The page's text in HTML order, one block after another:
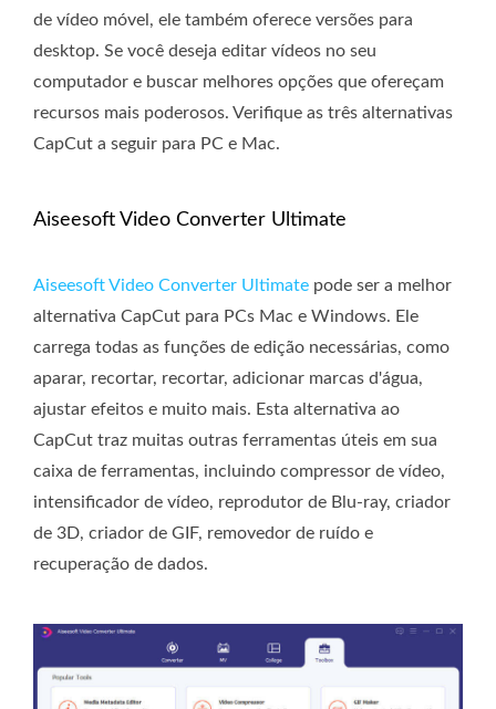
de vídeo móvel, ele também oferece versões para
desktop. Se você deseja editar vídeos no seu
computador e buscar melhores opções que ofereçam
recursos mais poderosos. Verifique as três alternativas
CapCut a seguir para PC e Mac.
Aiseesoft Video Converter Ultimate
Aiseesoft Video Converter Ultimate pode ser a melhor
alternativa CapCut para PCs Mac e Windows. Ele
carrega todas as funções de edição necessárias, como
aparar, recortar, recortar, adicionar marcas d'água,
ajustar efeitos e muito mais. Esta alternativa ao
CapCut traz muitas outras ferramentas úteis em sua
caixa de ferramentas, incluindo compressor de vídeo,
intensificador de vídeo, reprodutor de Blu-ray, criador
de 3D, criador de GIF, removedor de ruído e
recuperação de dados.